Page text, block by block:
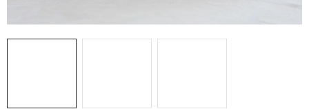
Podmínky ochrany osobních údajů
Jak získat lepší ceny?